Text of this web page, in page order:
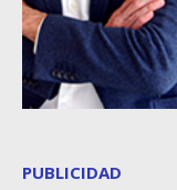
PUBLICIDAD